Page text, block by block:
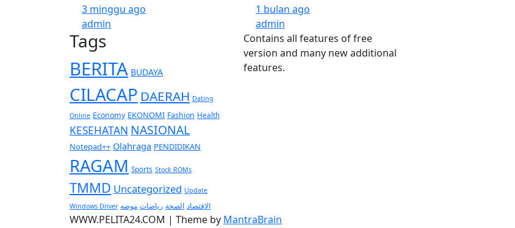
3 minggu ago
admin
1 bulan ago
admin
Tags
BERITA BUDAYA
CILACAP DAERAH Dating
Online Economy EKONOMI Fashion Health
KESEHATAN NASIONAL
Notepad++ Olahraga PENDIDIKAN
RAGAM Sports Stock ROMs
TMMD Uncategorized Update
Windows Driver
الاقتصاد الصحة رياضات موضه
Contains all features of free
version and many new additional
features.
WWW.PELITA24.COM | Theme by MantraBrain